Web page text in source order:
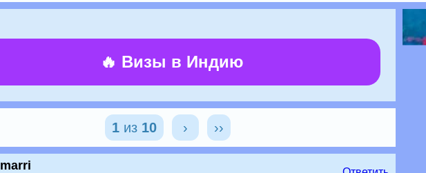
🔥 Визы в Индию
1 из 10 › ››
marri